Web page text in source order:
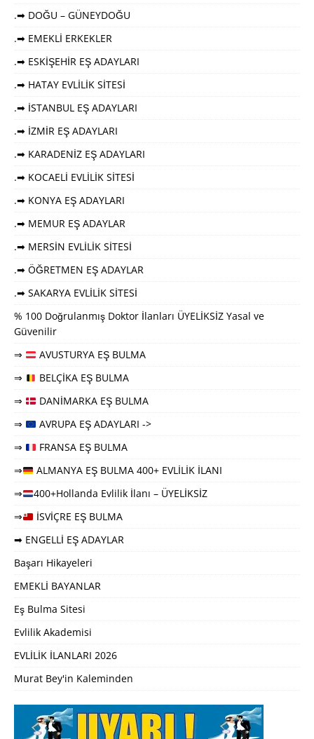
.➡ DOĞU – GÜNEYDOĞU
.➡ EMEKLİ ERKEKLER
.➡ ESKİŞEHİR EŞ ADAYLARI
.➡ HATAY EVLİLİK SİTESİ
.➡ İSTANBUL EŞ ADAYLARI
.➡ İZMİR EŞ ADAYLARI
.➡ KARADENİZ EŞ ADAYLARI
.➡ KOCAELİ EVLİLİK SİTESİ
.➡ KONYA EŞ ADAYLARI
.➡ MEMUR EŞ ADAYLAR
.➡ MERSİN EVLİLİK SİTESİ
.➡ ÖĞRETMEN EŞ ADAYLAR
.➡ SAKARYA EVLİLİK SİTESİ
% 100 Doğrulanmış Doktor İlanları ÜYELİKSİZ Yasal ve
Güvenilir
⇒
AVUSTURYA EŞ BULMA
⇒
BELÇİKA EŞ BULMA
⇒
DANİMARKA EŞ BULMA
⇒
AVRUPA EŞ ADAYLARI ->
⇒
FRANSA EŞ BULMA
⇒
ALMANYA EŞ BULMA 400+ EVLİLİK İLANI
⇒
400+Hollanda Evlilik İlanı – ÜYELİKSİZ
⇒
İSVİÇRE EŞ BULMA
➡ ENGELLİ EŞ ADAYLAR
Başarı Hikayeleri
EMEKLİ BAYANLAR
Eş Bulma Sitesi
Evlilik Akademisi
EVLİLİK İLANLARI 2026
Murat Bey'in Kaleminden